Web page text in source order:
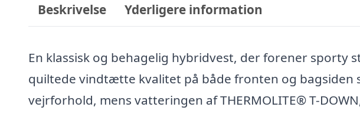
Beskrivelse Yderligere information
En klassisk og behagelig hybridvest, der forener sporty
quiltede vindtætte kvalitet på både fronten og bagsiden
vejrforhold, mens vatteringen af THERMOLITE® T-